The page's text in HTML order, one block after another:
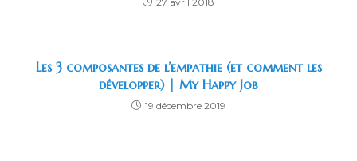
Les 3 composantes de l’empathie (et comment les
développer) | My Happy Job
19 décembre 2019